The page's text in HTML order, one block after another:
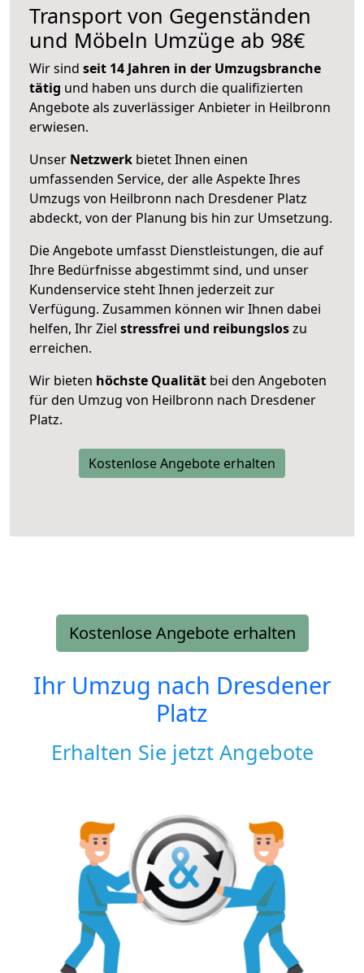
Transport von Gegenständen
und Möbeln Umzüge ab 98€
Wir sind seit 14 Jahren in der Umzugsbranche
tätig und haben uns durch die qualifizierten
Angebote als zuverlässiger Anbieter in Heilbronn
erwiesen.
Unser Netzwerk bietet Ihnen einen
umfassenden Service, der alle Aspekte Ihres
Umzugs von Heilbronn nach Dresdener Platz
abdeckt, von der Planung bis hin zur Umsetzung.
Die Angebote umfasst Dienstleistungen, die auf
Ihre Bedürfnisse abgestimmt sind, und unser
Kundenservice steht Ihnen jederzeit zur
Verfügung. Zusammen können wir Ihnen dabei
helfen, Ihr Ziel stressfrei und reibungsloszu
erreichen.
Wir bieten höchste Qualität bei den Angeboten
für den Umzug von Heilbronn nach Dresdener
Platz.
Kostenlose Angebote erhalten
Kostenlose Angebote erhalten
Ihr Umzug nach Dresdener
Platz
Erhalten Sie jetzt Angebote